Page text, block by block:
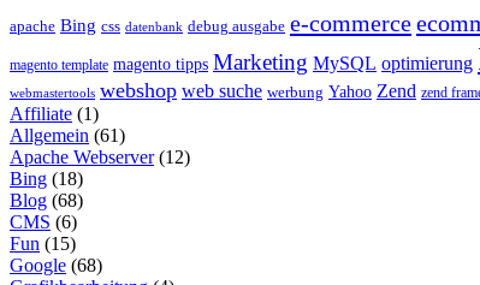
apache Bing css datenbank debug ausgabe e-commerce
magento template magento tipps Marketing MySQL optimierung
webmastertools webshop web suche werbung Yahoo Zend zend
Affiliate (1)
Allgemein (61)
Apache Webserver(12)
Bing (18)
Blog (68)
CMS (6)
Fun (15)
Google (68)